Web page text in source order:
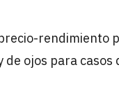
rendimiento
ojos para casos